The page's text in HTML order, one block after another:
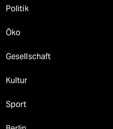
Politik
Öko
Gesellschaft
Kultur
Sport